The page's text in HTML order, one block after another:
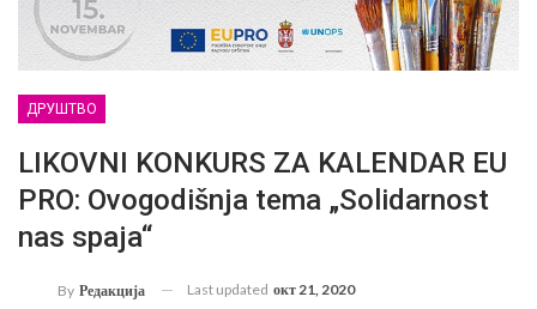
ДРУШТВО
LIKOVNI KONKURS ZA KALENDAR EU
PRO: Ovogodišnja tema „Solidarnost
nas spaja“
By Редакција Last updated окт 21, 2020